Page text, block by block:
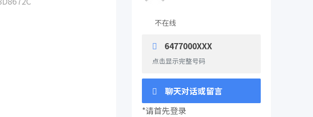
不在线
6477000XXX
点击显示完整号码
聊天对话或留言
*请首先登录